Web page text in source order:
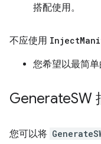
搭配使用。
不应使用 Inject
您希望以最简
GenerateSW
您可以将